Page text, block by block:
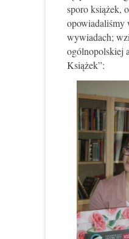
sporo książek,
opowiadaliśmy
wywiadach;
ogólnopolskiej
Książek”: